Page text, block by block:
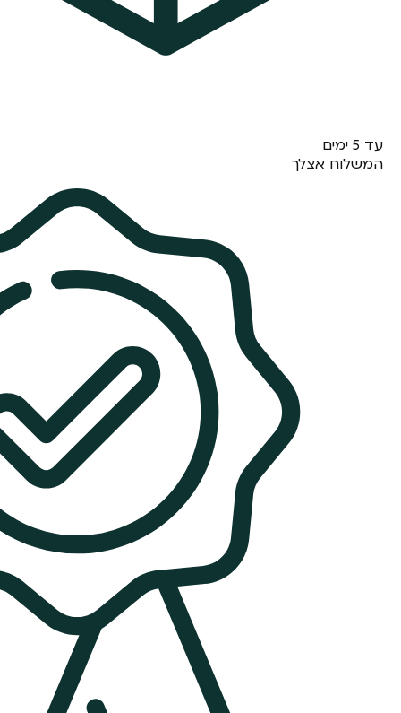
עד 5 ימים
המשלוח אצלך